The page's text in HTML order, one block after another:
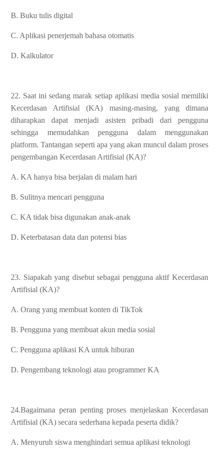
B. Buku tulis digital
C. Aplikasi penerjemah bahasa otomatis
D. Kalkulator
22. Saat ini sedang marak setiap aplikasi media sosial memiliki
Kecerdasan Artifisial (KA) masing-masing, yang dimana
diharapkan dapat menjadi asisten pribadi dari pengguna
sehingga memudahkan pengguna dalam menggunakan
platform. Tantangan seperti apa yang akan muncul dalam proses
pengembangan Kecerdasan Artifisial (KA)?
A. KA hanya bisa berjalan di malam hari
B. Sulitnya mencari pengguna
C. KA tidak bisa digunakan anak-anak
D. Keterbatasan data dan potensi bias
23. Siapakah yang disebut sebagai pengguna aktif Kecerdasan
Artifisial (KA)?
A. Orang yang membuat konten di TikTok
B. Pengguna yang membuat akun media sosial
C. Pengguna aplikasi KA untuk hiburan
D. Pengembang teknologi atau programmer KA
24.Bagaimana peran penting proses menjelaskan Kecerdasan
Artifisial (KA) secara sederhana kepada peserta didik?
A. Menyuruh siswa menghindari semua aplikasi teknologi